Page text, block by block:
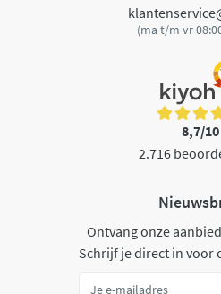
(ma t/m vr
8,7/10
2.716
Ontvang onze
Schrijf je direct in voor